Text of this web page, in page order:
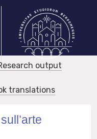
output
translations